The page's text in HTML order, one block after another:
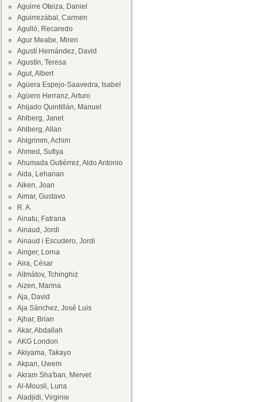
Aguirre Oteiza, Daniel
Aguirrezábal, Carmen
Agulló, Recaredo
Agur Meabe, Miren
Agustí Hernández, David
Agustín, Teresa
Agut, Albert
Agüera Espejo-Saavedra, Isabel
Agüero Herranz, Arturo
Ahijado Quintillán, Manuel
Ahlberg, Janet
Ahlberg, Allan
Ahlgrimm, Achim
Ahmed, Sufiya
Ahumada Gutiérrez, Aldo Antonio
Aida, Lehanan
Aiken, Joan
Aimar, Gustavo
R. A.
Ainatu, Fatrana
Ainaud, Jordi
Ainaud i Escudero, Jordi
Ainger, Lorna
Aira, César
Aitmátov, Tchinghiz
Aizen, Marina
Aja, David
Aja Sánchez, José Luis
Ajhar, Brian
Akar, Abdallah
AKG London
Akiyama, Takayo
Akpan, Uwem
Akram Sha'ban, Mervet
Al-Mousli, Luna
Aladjidi, Virginie